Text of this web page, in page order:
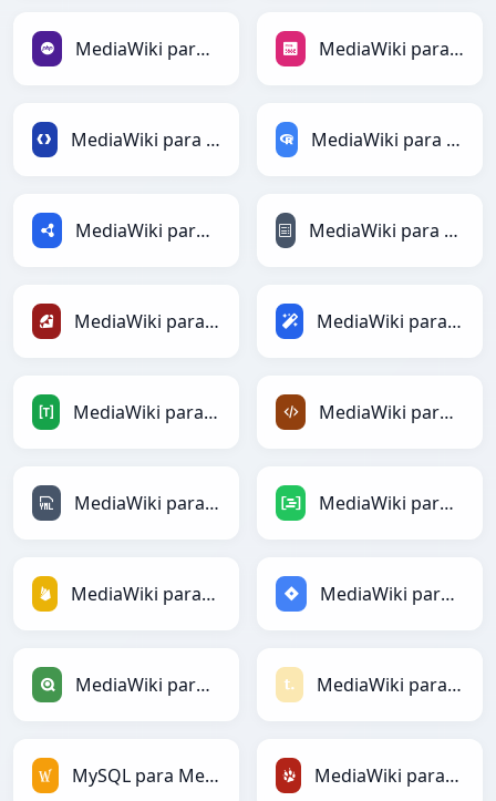
MediaWiki para PHP MediaWiki para PNG
MediaWiki para Protobuf MediaWiki para RDataFrame
MediaWiki para RDF MediaWiki para reStructuredText
MediaWiki para Ruby MediaWiki para Magic
MediaWiki para TOML MediaWiki para XML
MediaWiki para YAML MediaWiki para DAX
MediaWiki para Firebase MediaWiki para Jira
MediaWiki para Qlik MediaWiki para Textile
MySQL para MediaWiki MediaWiki para TracWiki